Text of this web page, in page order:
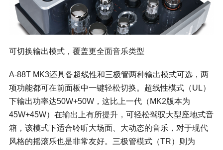
可切换输出模式，覆盖更全面音乐类型
A-88T MK3还具备超线性和三极管两种输出模式可选，两
项功能都可在前面板中一键轻松切换。超线性模式（UL）
下输出功率达50W+50W，这比上一代（MK2版本为
45W+45W）在输出上有所提升，可轻松驾驭大型座地式音
箱，该模式下适合聆听大场面、大动态的音乐，对于现代
风格的摇滚乐也是非常友好。三极管模式（TR）则为